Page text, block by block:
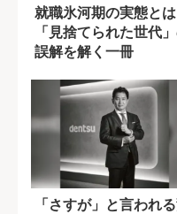
就職氷河期の実態とは
「見捨てられた世代
誤解を解く一冊
「さすが」と言われ